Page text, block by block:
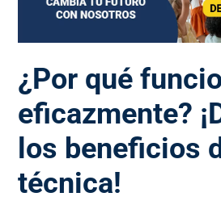
¿Por qué
eficazmente?
los beneficios
técnica!